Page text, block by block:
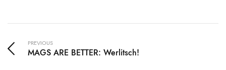
PREVIOUS
MAGS ARE BETTER: Werlitsch!